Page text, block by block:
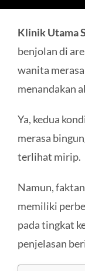
Klinik Utama
benjolan di
wanita
menandakan
Ya, kedua
merasa
terlihat mirip.
Namun,
memiliki
pada tingkat
penjelasan